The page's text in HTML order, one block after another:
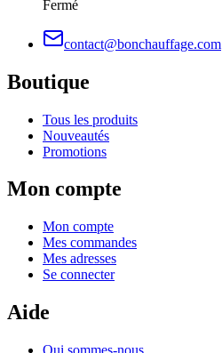
Fermé
contact@bonchauffage.com
Boutique
Tous les produits
Nouveautés
Promotions
Mon compte
Mon compte
Mes commandes
Mes adresses
Se connecter
Aide